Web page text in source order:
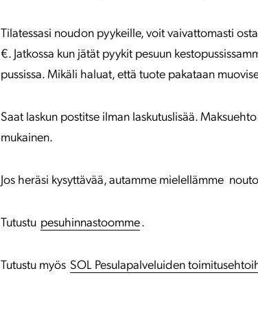
Tilatessasi noudon pyykeille, voit vaivattomasti
€. Jatkossa kun jätät pyykit pesuun
pussissa. Mikäli haluat, että tuote pakataan
Saat laskun postitse ilman laskutuslisää.
mukainen.
Jos heräsi kysyttävää, autamme mielellämme
Tutustu pesuhinnastoomme.
Tutustu myös SOL Pesulapalveluiden